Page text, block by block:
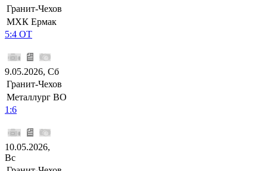
Гранит-Чехов
МХК Ермак
5:4 ОТ
9.05.2026, Сб
Гранит-Чехов
Металлург ВО
1:6
10.05.2026,
Вс